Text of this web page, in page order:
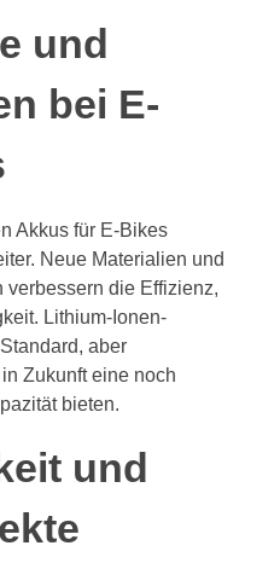
und
bei E-
Akkus für E-Bikes
Neue Materialien und
die Effizienz,
Lithium-Ionen-
aber
Zukunft eine noch
bieten.
und